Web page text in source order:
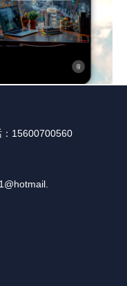
：15600700560